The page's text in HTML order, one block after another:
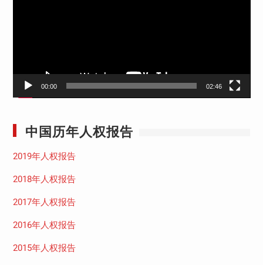
00:00 02:46
中国历年人权报告
2019年人权报告
2018年人权报告
2017年人权报告
2016年人权报告
2015年人权报告